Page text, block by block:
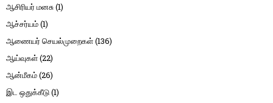
ஆசிரியர் மனசு(1)
ஆச்சர்யம்(1)
ஆணையர் செயல்முறைகள்(136)
ஆய்வுகள்(22)
ஆன்மீகம்(26)
இட ஒதுக்கீடு(1)